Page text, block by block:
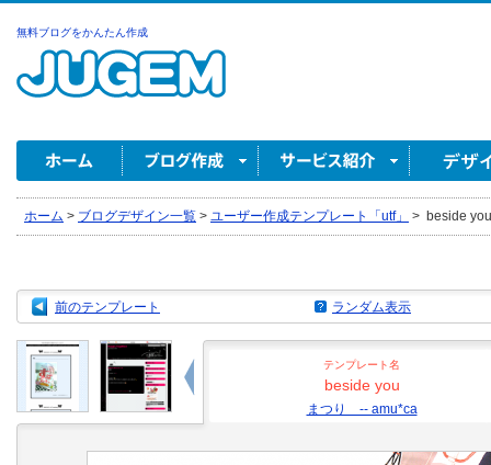
無料ブログをかんたん作成
ホーム > ブログデザイン一覧 > ユーザー作成テンプレート「utf」 > beside
前のテンプレート ランダム表示
テンプレート名
beside you
まつり -- amu*ca